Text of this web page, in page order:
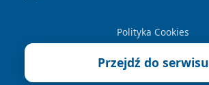
Polityka Cookies
Przejdź do serwisu